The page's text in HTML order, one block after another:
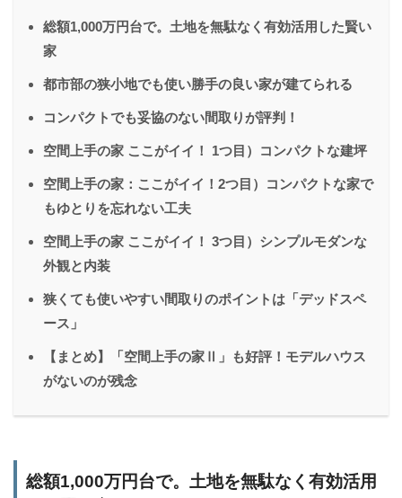
総額1,000万円台で。土地を無駄なく有効活用した賢い
家
都市部の狭小地でも使い勝手の良い家が建てられる
コンパクトでも妥協のない間取りが評判！
空間上手の家 ここがイイ！ 1つ目）コンパクトな建坪
空間上手の家：ここがイイ！2つ目）コンパクトな家で
もゆとりを忘れない工夫
空間上手の家 ここがイイ！ 3つ目）シンプルモダンな
外観と内装
狭くても使いやすい間取りのポイントは「デッドスペ
ース」
【まとめ】「空間上手の家Ⅱ」も好評！モデルハウス
がないのが残念
総額1,000万円台で。土地を無駄なく有効活用